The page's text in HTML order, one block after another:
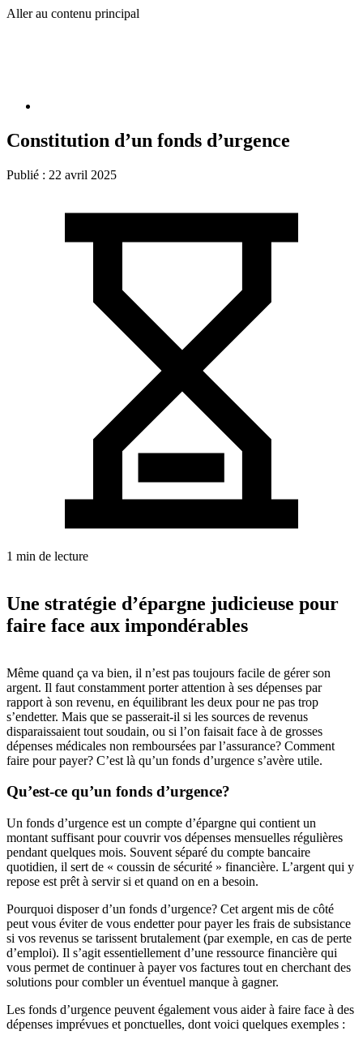
Aller au contenu principal
Constitution d’un fonds d’urgence
Publié : 22 avril 2025
1 min de lecture
Une stratégie d’épargne judicieuse pour
faire face aux impondérables
Même quand ça va bien, il n’est pas toujours facile de gérer son
argent. Il faut constamment porter attention à ses dépenses par
rapport à son revenu, en équilibrant les deux pour ne pas trop
s’endetter. Mais que se passerait-il si les sources de revenus
disparaissaient tout soudain, ou si l’on faisait face à de grosses
dépenses médicales non remboursées par l’assurance? Comment
faire pour payer? C’est là qu’un fonds d’urgence s’avère utile.
Qu’est-ce qu’un fonds d’urgence?
Un fonds d’urgence est un compte d’épargne qui contient un
montant suffisant pour couvrir vos dépenses mensuelles régulières
pendant quelques mois. Souvent séparé du compte bancaire
quotidien, il sert de « coussin de sécurité » financière. L’argent qui y
repose est prêt à servir si et quand on en a besoin.
Pourquoi disposer d’un fonds d’urgence? Cet argent mis de côté
peut vous éviter de vous endetter pour payer les frais de subsistance
si vos revenus se tarissent brutalement (par exemple, en cas de perte
d’emploi). Il s’agit essentiellement d’une ressource financière qui
vous permet de continuer à payer vos factures tout en cherchant des
solutions pour combler un éventuel manque à gagner.
Les fonds d’urgence peuvent également vous aider à faire face à des
dépenses imprévues et ponctuelles, dont voici quelques exemples :